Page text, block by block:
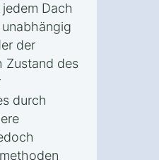
Dach
der
Zustand des
durch